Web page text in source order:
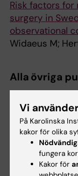
S; Scott LK;
Hedenstierna
Risk factors
surgery in
observational
Widaeus M;
Alla övriga
CORRIGENDUM:
2024;13(1):109
The impact of
mortality and
surgery: an
97, 2024)
Vi
På Karolinska
kakor för olika
fungera
Kakor för